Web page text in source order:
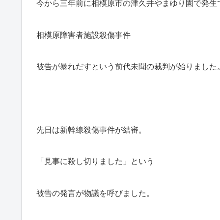
今から三年前に相模原市の津久井やまゆり園で発生
相模原障害者施設殺傷事件
被告が暴れだすという前代未聞の裁判が始りました
先日は新幹線殺傷事件が結審。
「見事に殺し切りました」という
被告の発言が物議を呼びました。